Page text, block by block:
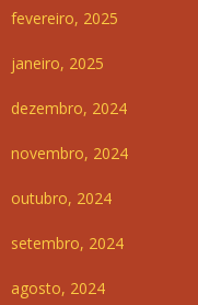
fevereiro, 2025
janeiro, 2025
dezembro, 2024
novembro, 2024
outubro, 2024
setembro, 2024
agosto, 2024